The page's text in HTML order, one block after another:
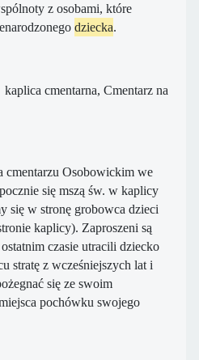
z osobami, które
dziecka.
cmentarna, Cmentarz na
cmentarzu Osobowickim we
się mszą św. w kaplicy
się w stronę grobowca dzieci
kaplicy). Zaproszeni są
czasie utracili dziecko
stratę z wcześniejszych lat i
się ze swoim
pochówku swojego